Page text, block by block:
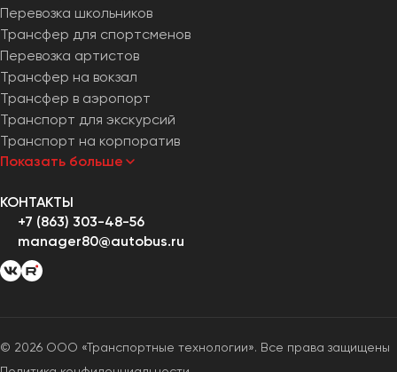
Перевозка школьников
Трансфер для спортсменов
Перевозка артистов
Трансфер на вокзал
Трансфер в аэропорт
Транспорт для экскурсий
Транспорт на корпоратив
Показать больше
КОНТАКТЫ
+7 (863) 303-48-56
manager80@autobus.ru
© 2026 ООО «Транспортные технологии». Все права защищены